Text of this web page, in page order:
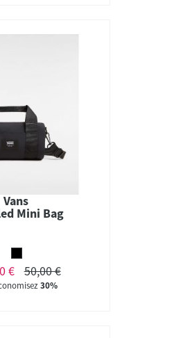
Vans
Mini Bag
€ 50,00 €
30%